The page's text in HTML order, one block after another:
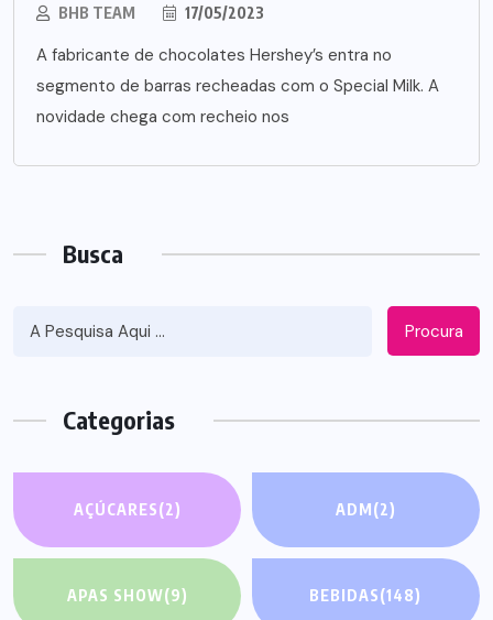
BHB TEAM 17/05/2023
A fabricante de chocolates Hershey’s entra no
segmento de barras recheadas com o Special Milk. A
novidade chega com recheio nos
Busca
Procura
Categorias
AÇÚCARES(2) ADM(2)
APAS SHOW(9) BEBIDAS(148)